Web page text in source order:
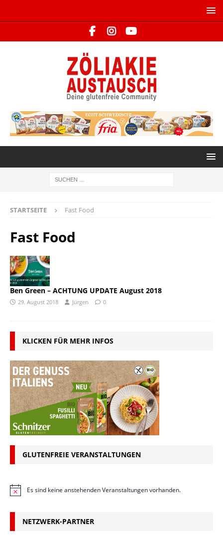
STARTSEITE Fast Food
Fast Food
Ben Green – ACHTUNG UPDATE August 2018
29. August 2018 Jürgen 0
KLICKEN FÜR MEHR INFOS
GLUTENFREIE VERANSTALTUNGEN
H
i
Es sind keine anstehenden Veranstaltungen vorhanden.
NETZWERK-PARTNER